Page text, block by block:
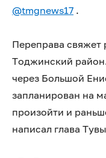
@tmgnews17 .
Переправа свяжет
Тоджинский
через Большой
запланирован на
произойти и
написал глава